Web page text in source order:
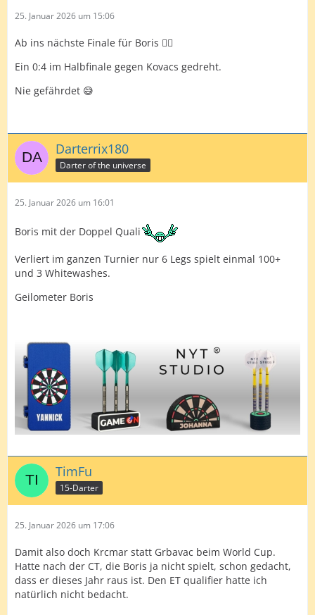
25. Januar 2026 um 15:06
Ab ins nächste Finale für Boris ✌🏻
Ein 0:4 im Halbfinale gegen Kovacs gedreht.
Nie gefährdet 😅
Darterrix180
Darter of the universe
25. Januar 2026 um 16:01
Boris mit der Doppel Quali
Verliert im ganzen Turnier nur 6 Legs spielt einmal 100+
und 3 Whitewashes.
Geilometer Boris
TimFu
15-Darter
25. Januar 2026 um 17:06
Damit also doch Krcmar statt Grbavac beim World Cup.
Hatte nach der CT, die Boris ja nicht spielt, schon gedacht,
dass er dieses Jahr raus ist. Den ET qualifier hatte ich
natürlich nicht bedacht.